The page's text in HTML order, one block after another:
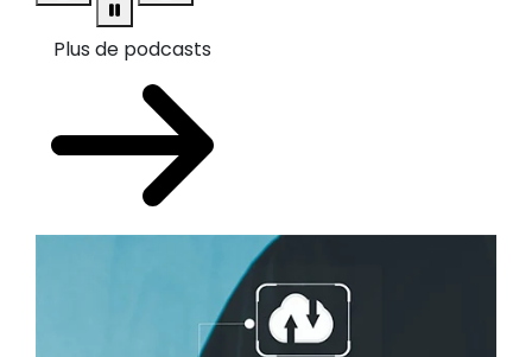
Plus de podcasts